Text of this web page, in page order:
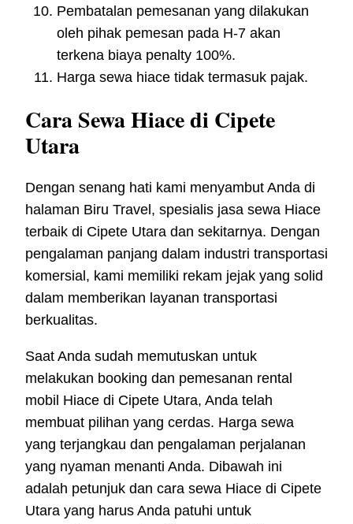
Pembatalan pemesanan yang dilakukan
oleh pihak pemesan pada H-7 akan
terkena biaya penalty 100%.
Harga sewa hiace tidak termasuk pajak.
Cara Sewa Hiace di Cipete
Utara
Dengan senang hati kami menyambut Anda di
halaman Biru Travel, spesialis jasa sewa Hiace
terbaik di Cipete Utara dan sekitarnya. Dengan
pengalaman panjang dalam industri transportasi
komersial, kami memiliki rekam jejak yang solid
dalam memberikan layanan transportasi
berkualitas.
Saat Anda sudah memutuskan untuk
melakukan booking dan pemesanan rental
mobil Hiace di Cipete Utara, Anda telah
membuat pilihan yang cerdas. Harga sewa
yang terjangkau dan pengalaman perjalanan
yang nyaman menanti Anda. Dibawah ini
adalah petunjuk dan cara sewa Hiace di Cipete
Utara yang harus Anda patuhi untuk